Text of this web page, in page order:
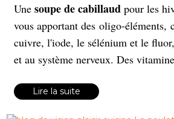
Une soupe de cabillaud pour les
vous apportant des oligo-éléments,
cuivre, l'iode, le sélénium et le
et au système nerveux. Des
Lire la suite